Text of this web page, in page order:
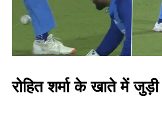
रोहित शर्मा के खाते में